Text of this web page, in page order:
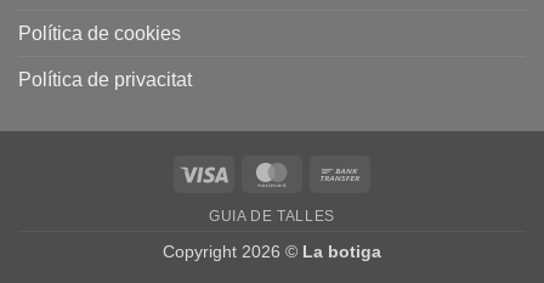
Política de cookies
Política de privacitat
Visa MasterCard
GUIA DE TALLES
Copyright 2026 © La botiga